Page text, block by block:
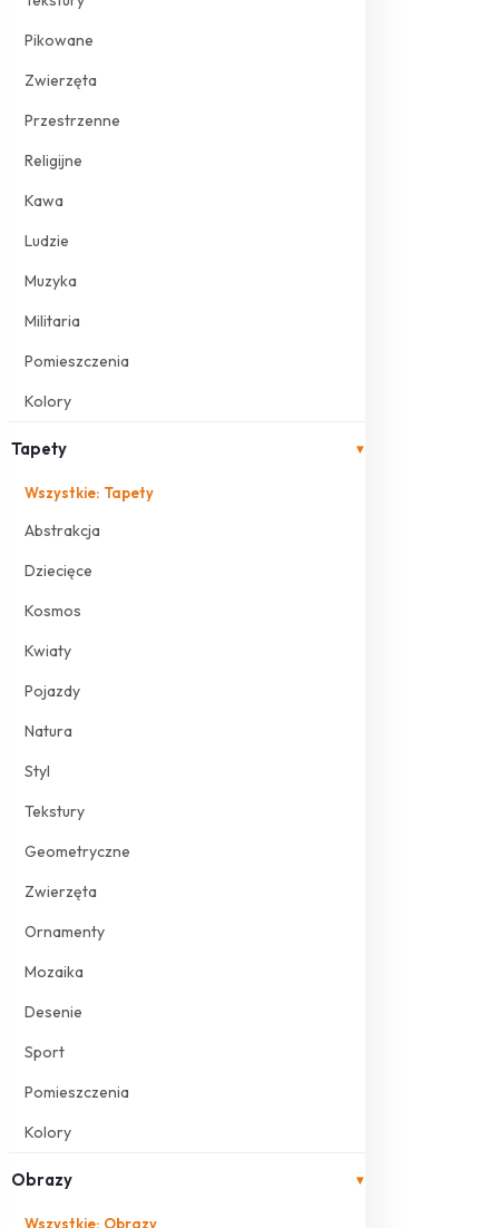
Pikowane
Zwierzęta
Przestrzenne
Religijne
Kawa
Ludzie
Muzyka
Militaria
Pomieszczenia
Kolory
Tapety ▾
Wszystkie: Tapety
Abstrakcja
Dziecięce
Kosmos
Kwiaty
Pojazdy
Natura
Styl
Tekstury
Geometryczne
Zwierzęta
Ornamenty
Mozaika
Desenie
Sport
Pomieszczenia
Kolory
Obrazy ▾
Wszystkie: Obrazy